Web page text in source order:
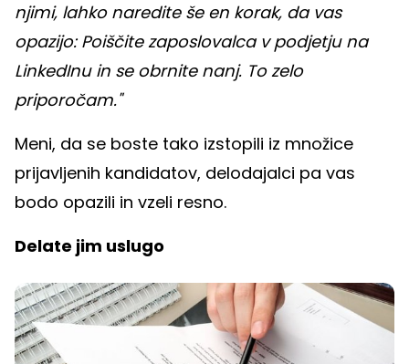
njimi, lahko naredite še en korak, da vas
opazijo: Poiščite zaposlovalca v podjetju na
LinkedInu in se obrnite nanj. To zelo
priporočam."
Meni, da se boste tako izstopili iz množice
prijavljenih kandidatov, delodajalci pa vas
bodo opazili in vzeli resno.
Delate jim uslugo